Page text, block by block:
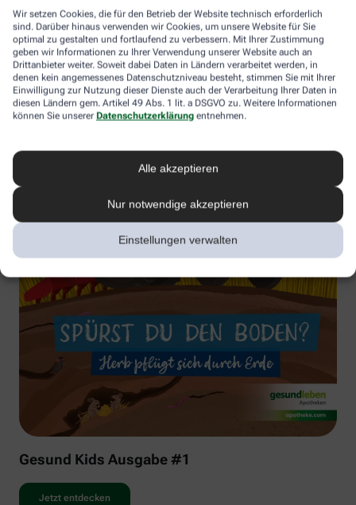
Wir setzen Cookies, die für den Betrieb der Website technisch erforderlich
sind. Darüber hinaus verwenden wir Cookies, um unsere Website für Sie
optimal zu gestalten und fortlaufend zu verbessern. Mit Ihrer Zustimmung
geben wir Informationen zu Ihrer Verwendung unserer Website auch an
Drittanbieter weiter. Soweit dabei Daten in Ländern verarbeitet werden, in
denen kein angemessenes Datenschutzniveau besteht, stimmen Sie mit Ihrer
Einwilligung zur Nutzung dieser Dienste auch der Verarbeitung Ihrer Daten in
diesen Ländern gem. Artikel 49 Abs. 1 lit. a DSGVO zu. Weitere Informationen
können Sie unserer Datenschutzerklärung entnehmen.
Alle akzeptieren
Nur notwendige akzeptieren
Einstellungen verwalten
Gesund Kids Ausgabe #1
Jetzt entdecken